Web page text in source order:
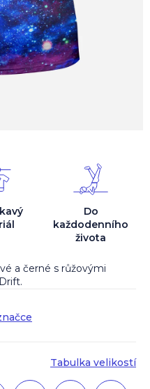
Tabulka velikostí
a černé s růžovými
Do
každodenního
života